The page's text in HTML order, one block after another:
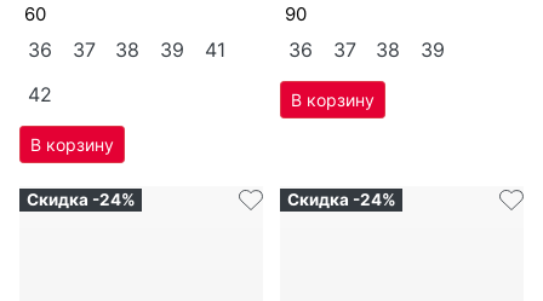
60
36 37 38 39
41
42
90
36 37 38 39
Скидка -24% Скидка -24%